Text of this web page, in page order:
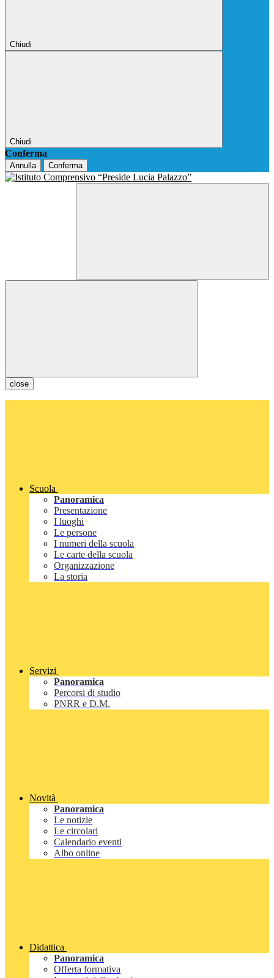
Chiudi
Chiudi
Conferma
Annulla Conferma
close
Scuola
Panoramica
Presentazione
I luoghi
Le persone
I numeri della scuola
Le carte della scuola
Organizzazione
La storia
Servizi
Panoramica
Percorsi di studio
PNRR e D.M.
Novità
Panoramica
Le notizie
Le circolari
Calendario eventi
Albo online
Didattica
Panoramica
Offerta formativa